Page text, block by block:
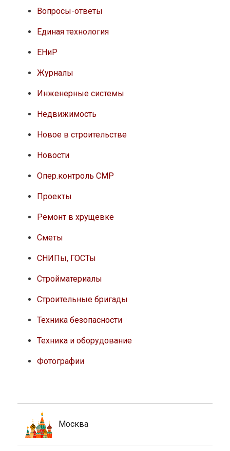
Вопросы-ответы
Единая технология
ЕНиР
Журналы
Инженерные системы
Недвижимость
Новое в строительстве
Новости
Опер.контроль СМР
Проекты
Ремонт в хрущевке
Сметы
СНИПы, ГОСТы
Стройматериалы
Строительные бригады
Техника безопасности
Техника и оборудование
Фотографии
Москва